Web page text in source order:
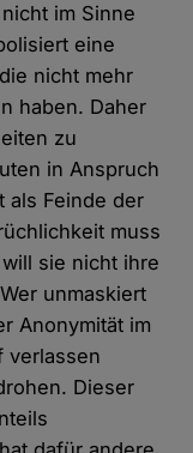
im Sinne
eine
nicht mehr
haben. Daher
zu
in Anspruch
als Feinde der
muss
sie nicht ihre
unmaskiert
Anonymität im
verlassen
Dieser